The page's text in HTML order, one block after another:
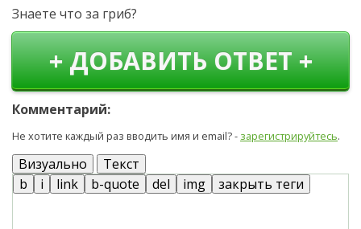
Знаете что за гриб?
+ ДОБАВИТЬ ОТВЕТ +
Комментарий:
Не хотите каждый раз вводить имя и email? - зарегистрируйтесь.
Визуально Текст